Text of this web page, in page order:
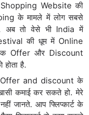
Website की
के मामले में लोग सबसे
है. अब तो वेसे भी India में
की धूम में Online
Offer और Discount
होता है.
Offer and discount के
कमाई कर सकते हो. मेरे
जानते. आप फ्लिप्कार्ट के